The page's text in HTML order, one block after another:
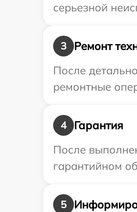
серьезной
3
Ремонт
После
ремонтные
4
Гарантия
После
гарантийном
5